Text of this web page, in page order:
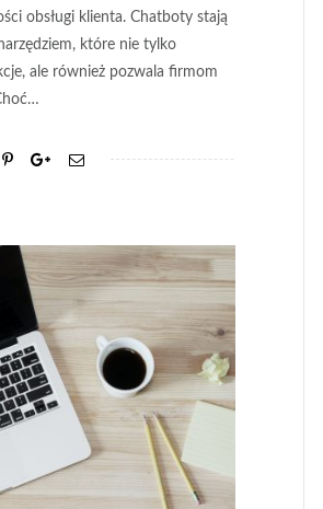
obsługi klienta. Chatboty stają
które nie tylko
ale również pozwala firmom